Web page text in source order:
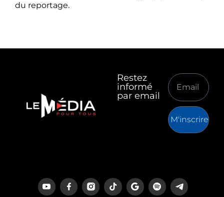
du reportage.
Restez
informé
par email
M'inscrire